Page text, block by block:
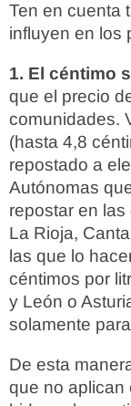
Ten en cuenta
influyen en los
1. El céntimo
que el precio
comunidades.
(hasta 4,8
repostado a
Autónomas
repostar en
La Rioja,
las que lo
céntimos por
y León o
solamente
De esta
que no aplican